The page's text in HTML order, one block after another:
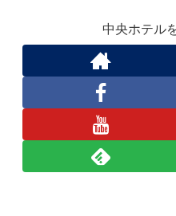
中央ホテル